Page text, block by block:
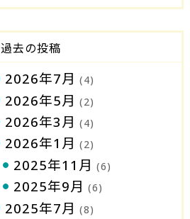
過去の投稿
2026年7月 (4)
2026年5月 (2)
2026年3月 (4)
2026年1月 (2)
2025年11月 (6)
2025年9月 (6)
2025年7月 (8)